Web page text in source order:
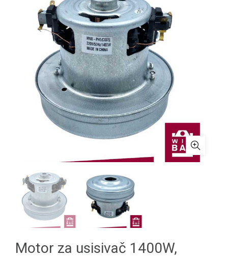
Motor za usisivač 1400W,